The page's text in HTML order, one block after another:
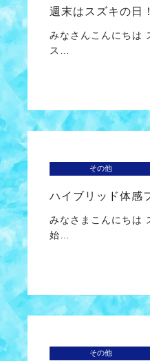
週末はスズキの日
みなさんこんにちは
ス…
その他
ハイブリッド体感
みなさまこんにちは
始…
その他